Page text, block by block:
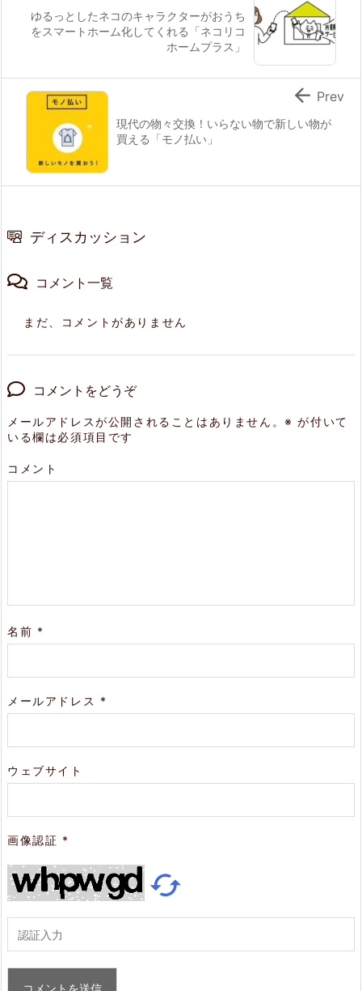
ゆるっとしたネコのキャラクターがおうち
をスマートホーム化してくれる「ネコリコ
ホームプラス」
現代の物々交換！いらない物で新しい物が
買える「モノ払い」
 Prev
ディスカッション
コメント一覧
まだ、コメントがありません
コメントをどうぞ
メールアドレスが公開されることはありません。※ が付いて
いる欄は必須項目です
コメント
名前 *
メールアドレス *
ウェブサイト
画像認証 *
